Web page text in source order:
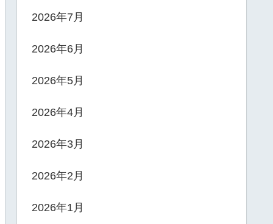
2026年7月
2026年6月
2026年5月
2026年4月
2026年3月
2026年2月
2026年1月